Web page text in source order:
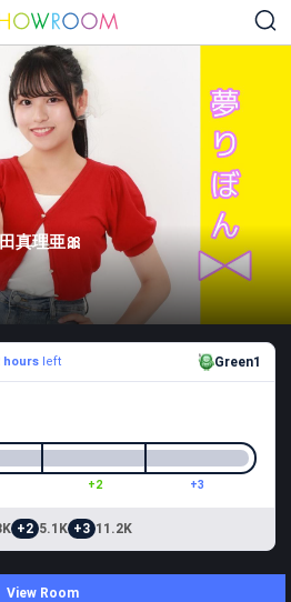
真理亜🎀
hoursleft Green1
+2 +3
+2 5.1K +3 11.2K
View Room